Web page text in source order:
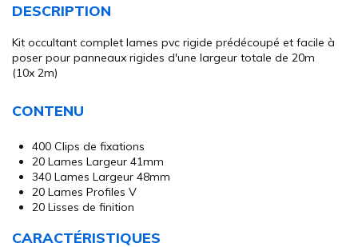
to
the
of
the
images
DESCRIPTION
Kit occultant complet lames pvc rigide prédécoupé et facile à
poser pour panneaux rigides d'une largeur totale de 20m
(10x 2m)
CONTENU
400 Clips de fixations
20 Lames Largeur 41mm
340 Lames Largeur 48mm
20 Lames Profiles V
20 Lisses de finition
CARACTÉRISTIQUES